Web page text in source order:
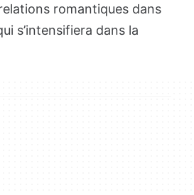
romantiques dans
s’intensifiera dans la